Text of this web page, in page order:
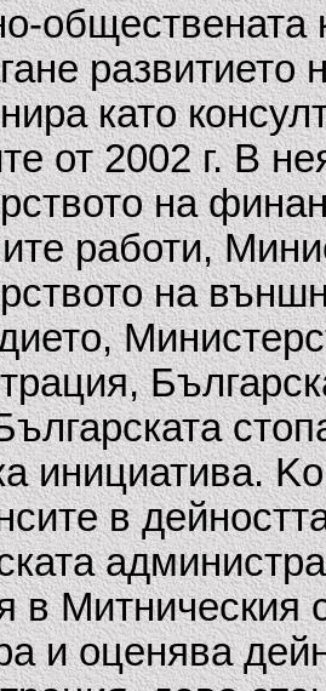
обществената
развитието
като
от 2002 г. В
на
работи,
на
инициатива.
в
в Митническия
и оценява